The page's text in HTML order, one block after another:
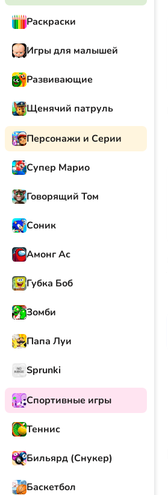
Раскраски
Игры для малышей
Развивающие
Щенячий патруль
Персонажи и Серии
Супер Марио
Говорящий Том
Соник
Амонг Ас
Губка Боб
Зомби
Папа Луи
Sprunki
Спортивные игры
Теннис
Бильярд (Снукер)
Баскетбол